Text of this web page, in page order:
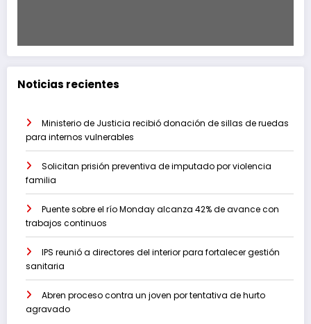
Noticias recientes
Ministerio de Justicia recibió donación de sillas de ruedas
para internos vulnerables
Solicitan prisión preventiva de imputado por violencia
familia
Puente sobre el río Monday alcanza 42% de avance con
trabajos continuos
IPS reunió a directores del interior para fortalecer gestión
sanitaria
Abren proceso contra un joven por tentativa de hurto
agravado